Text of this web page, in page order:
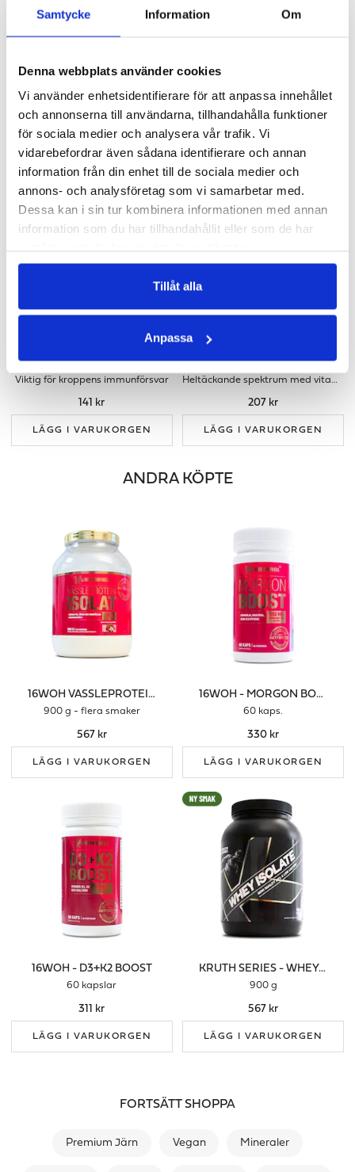
Samtycke Information Om
Denna webbplats använder cookies
Vi använder enhetsidentifierare för att anpassa innehållet
och annonserna till användarna, tillhandahålla funktioner
för sociala medier och analysera vår trafik. Vi
vidarebefordrar även sådana identifierare och annan
information från din enhet till de sociala medier och
annons- och analysföretag som vi samarbetar med.
Dessa kan i sin tur kombinera informationen med annan
information som du har tillhandahållit eller som de har
Tillåt alla
Anpassa
166 kr 207 kr
LÄGG I VARUKORGEN
Bli piggare med magnesium
207 kr
LÄGG I VARUKORGEN
PREMIUM ZINK
Viktig för kroppens immunförsvar
141 kr
LÄGG I VARUKORGEN
MULTIVITAMIN MAN
Heltäckande spektrum med vitaminer & mineraler för män
207 kr
LÄGG I VARUKORGEN
ANDRA KÖPTE
16WOH VASSLEPROTEINISOLAT
900 g - flera smaker
567 kr
LÄGG I VARUKORGEN
16WOH - MORGON BOOST
60 kaps.
330 kr
LÄGG I VARUKORGEN
16WOH - D3+K2 BOOST
60 kapslar
311 kr
LÄGG I VARUKORGEN
KRUTH SERIES - WHEY ISOLATE
900 g
567 kr
LÄGG I VARUKORGEN
FORTSÄTT SHOPPA
Premium Järn Vegan Mineraler